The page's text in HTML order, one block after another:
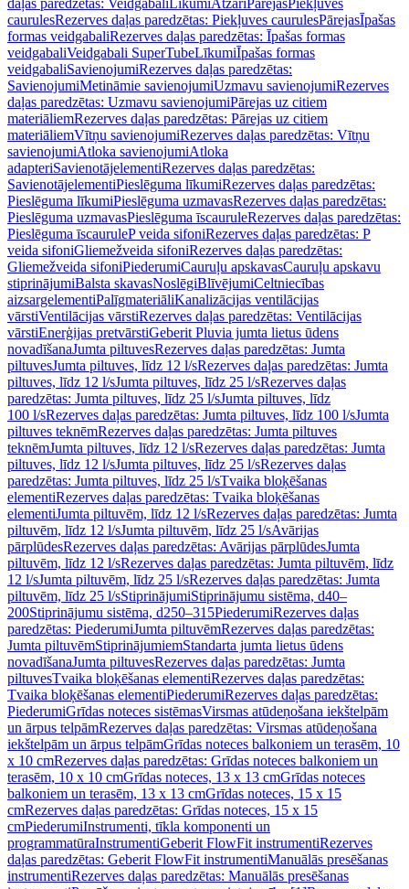
daļas paredzētas: Veidgabali LīkumiAtzari PārejasPiekļuves
caurulesRezerves daļas paredzētas: Piekļuves caurulesPārejasĪpašas
formas veidgabaliRezerves daļas paredzētas: Īpašas formas
veidgabaliVeidgabali SuperTubeLīkumiĪpašas formas
veidgabaliSavienojumiRezerves daļas paredzētas:
SavienojumiMetināmie savienojumiUzmavu savienojumiRezerves
daļas paredzētas: Uzmavu savienojumiPārejas uz citiem
materiāliemRezerves daļas paredzētas: Pārejas uz citiem
materiāliemVītņu savienojumiRezerves daļas paredzētas: Vītņu
savienojumiAtloka savienojumiAtloka
adapteriSavienotājelementiRezerves daļas paredzētas:
SavienotājelementiPieslēguma līkumiRezerves daļas paredzētas:
Pieslēguma līkumiPieslēguma uzmavasRezerves daļas paredzētas:
Pieslēguma uzmavasPieslēguma īscauruleRezerves daļas paredzētas:
Pieslēguma īscauruleP veida sifoniRezerves daļas paredzētas: P
veida sifoniGliemežveida sifoniRezerves daļas paredzētas:
Gliemežveida sifoniPiederumiCauruļu apskavasCauruļu apskavu
stiprinājumiBalsta skavasNoslēgiBlīvējumiCeltniecības
aizsargelementiPalīgmateriāliKanalizācijas ventilācijas
vārstiVentilācijas vārstiRezerves daļas paredzētas: Ventilācijas
vārstiEnerģijas pretvārstiGeberit Pluvia jumta lietus ūdens
novadīšanaJumta piltuvesRezerves daļas paredzētas: Jumta
piltuvesJumta piltuves, līdz 12 l/sRezerves daļas paredzētas: Jumta
piltuves, līdz 12 l/sJumta piltuves, līdz 25 l/sRezerves daļas
paredzētas: Jumta piltuves, līdz 25 l/sJumta piltuves, līdz
100 l/sRezerves daļas paredzētas: Jumta piltuves, līdz 100 l/sJumta
piltuves teknēmRezerves daļas paredzētas: Jumta piltuves
teknēmJumta piltuves, līdz 12 l/sRezerves daļas paredzētas: Jumta
piltuves, līdz 12 l/sJumta piltuves, līdz 25 l/sRezerves daļas
paredzētas: Jumta piltuves, līdz 25 l/sTvaika bloķēšanas
elementiRezerves daļas paredzētas: Tvaika bloķēšanas
elementiJumta piltuvēm, līdz 12 l/sRezerves daļas paredzētas: Jumta
piltuvēm, līdz 12 l/sJumta piltuvēm, līdz 25 l/sAvārijas
pārplūdesRezerves daļas paredzētas: Avārijas pārplūdesJumta
piltuvēm, līdz 12 l/sRezerves daļas paredzētas: Jumta piltuvēm, līdz
12 l/sJumta piltuvēm, līdz 25 l/sRezerves daļas paredzētas: Jumta
piltuvēm, līdz 25 l/sStiprinājumiStiprinājumu sistēma, d40–
200Stiprinājumu sistēma, d250–315PiederumiRezerves daļas
paredzētas: PiederumiJumta piltuvēmRezerves daļas paredzētas:
Jumta piltuvēmStiprinājumiemStandarta jumta lietus ūdens
novadīšanaJumta piltuvesRezerves daļas paredzētas: Jumta
piltuvesTvaika bloķēšanas elementiRezerves daļas paredzētas:
Tvaika bloķēšanas elementiPiederumiRezerves daļas paredzētas:
PiederumiGrīdas noteces sistēmasVirsmas atūdeņošana iekštelpām
un ārpus telpāmRezerves daļas paredzētas: Virsmas atūdeņošana
iekštelpām un ārpus telpāmGrīdas noteces balkoniem un terasēm, 10
x 10 cmRezerves daļas paredzētas: Grīdas noteces balkoniem un
terasēm, 10 x 10 cmGrīdas noteces, 13 x 13 cmGrīdas noteces
balkoniem un terasēm, 13 x 13 cmGrīdas noteces, 15 x 15
cmRezerves daļas paredzētas: Grīdas noteces, 15 x 15
cmPiederumiInstrumenti, tīkla komponenti un
programmatūraInstrumentiGeberit FlowFit instrumentiRezerves
daļas paredzētas: Geberit FlowFit instrumentiManuālās presēšanas
instrumentiRezerves daļas paredzētas: Manuālās presēšanas